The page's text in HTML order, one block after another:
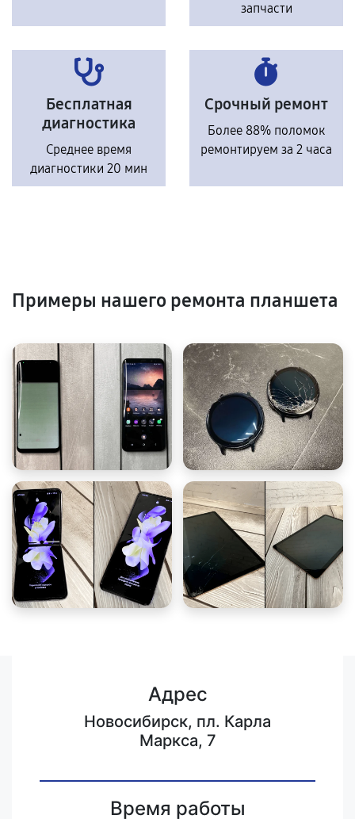
запчасти
Бесплатная
диагностика
Среднее время
диагностики 20 мин
Срочный ремонт
Более 88% поломок
ремонтируем за 2 часа
Примеры нашего ремонта планшета
Адрес
Новосибирск, пл. Карла
Маркса, 7
Время работы